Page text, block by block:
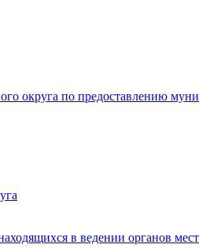
округа по предоставлению
в ведении органов